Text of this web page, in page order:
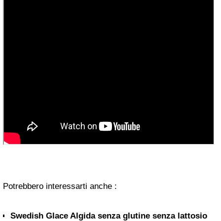
Potrebbero interessarti anche :
Swedish Glace Algida senza glutine senza lattosio